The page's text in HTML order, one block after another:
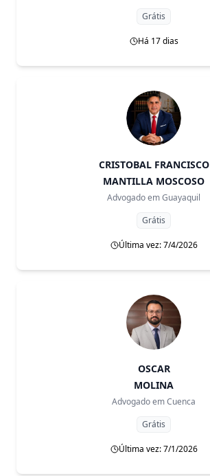
Grátis
Há 17 dias
CRISTOBAL FRANCISCO
MANTILLA MOSCOSO
Advogado emGuayaquil
Grátis
Última vez: 7/4/2026
OSCAR
MOLINA
Advogado emCuenca
Grátis
Última vez: 7/1/2026